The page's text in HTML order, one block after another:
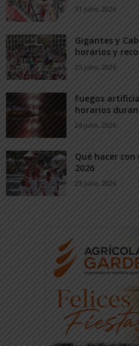
31 julio, 2026
Gigantes y
horarios y
25 julio, 2026
Fuegos
horarios
24 julio, 2026
Qué hacer
2026
23 julio, 2026